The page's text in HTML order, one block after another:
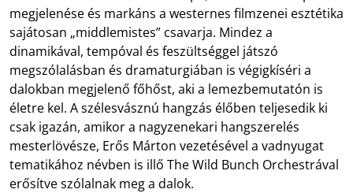
megjelenése és markáns a westernes filmzenei esztétika
sajátosan „middlemistes” csavarja. Mindez a
dinamikával, tempóval és feszültséggel játszó
megszólalásban és dramaturgiában is végigkíséri a
dalokban megjelenő főhőst, aki a lemezbemutatón is
életre kel. A szélesvásznú hangzás élőben teljesedik ki
csak igazán, amikor a nagyzenekari hangszerelés
mesterlövésze, Erős Márton vezetésével a vadnyugat
tematikához névben is illő The Wild Bunch Orchestrával
erősítve szólalnak meg a dalok.